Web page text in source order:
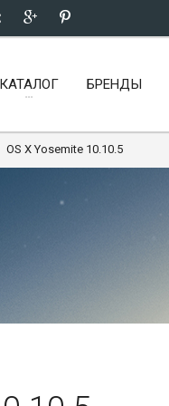
КАТАЛОГ БРЕНДЫ
OS X Yosemite 10.10.5